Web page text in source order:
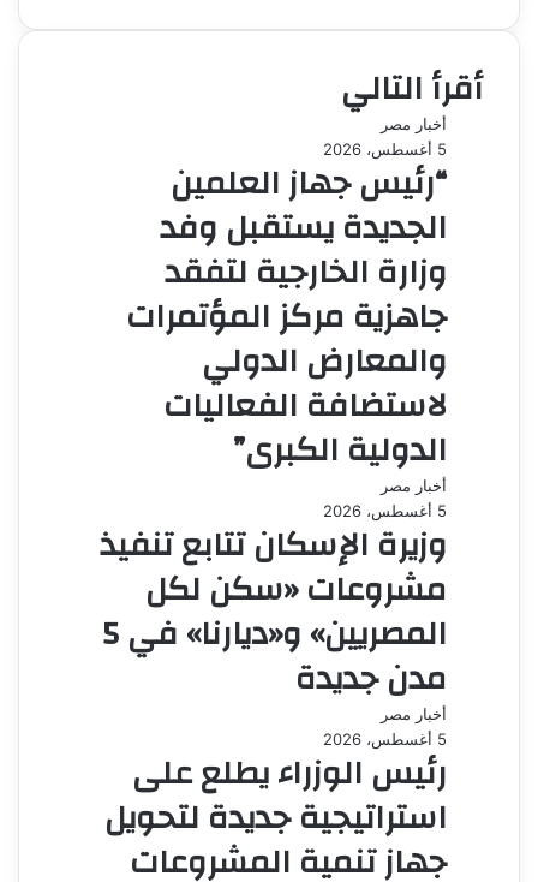
أقرأ التالي
أخبار مصر
5 أغسطس، 2026
“رئيس جهاز العلمين
الجديدة يستقبل وفد
وزارة الخارجية لتفقد
جاهزية مركز المؤتمرات
والمعارض الدولي
لاستضافة الفعاليات
الدولية الكبرى”
أخبار مصر
5 أغسطس، 2026
وزيرة الإسكان تتابع تنفيذ
مشروعات «سكن لكل
المصريين» و«ديارنا» في 5
مدن جديدة
أخبار مصر
5 أغسطس، 2026
رئيس الوزراء يطلع على
استراتيجية جديدة لتحويل
جهاز تنمية المشروعات